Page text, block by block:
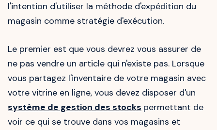
l'intention d'utiliser la méthode d'expédition du
magasin comme stratégie d'exécution.
Le premier est que vous devrez vous assurer de
ne pas vendre un article qui n'existe pas. Lorsque
vous partagez l'inventaire de votre magasin avec
votre vitrine en ligne, vous devez disposer d'un
système de gestion des stocks permettant de
voir ce qui se trouve dans vos magasins et